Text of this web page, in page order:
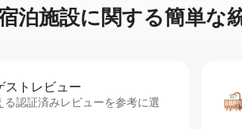
泊⁠施⁠設⁠に関⁠す⁠る簡⁠単⁠な
ス⁠ト⁠レ⁠ビ⁠ュ⁠ー
る認証済みレビューを参考に選